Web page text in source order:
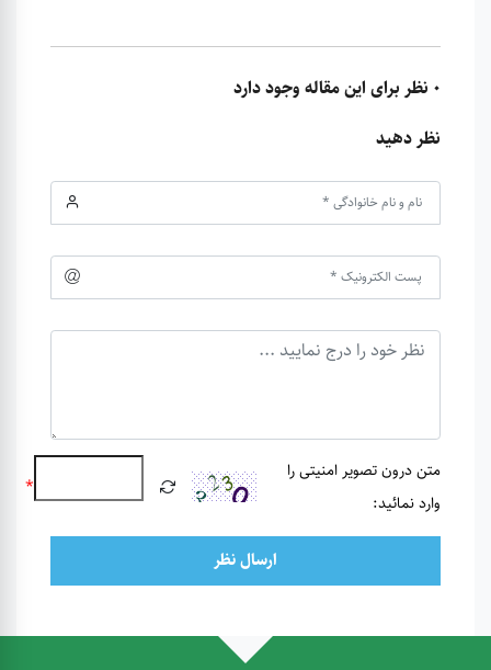
0 نظر برای این مقاله وجود دارد
نظر دهید
متن درون تصویر امنیتی را
وارد نمائید:
*
ارسال نظر